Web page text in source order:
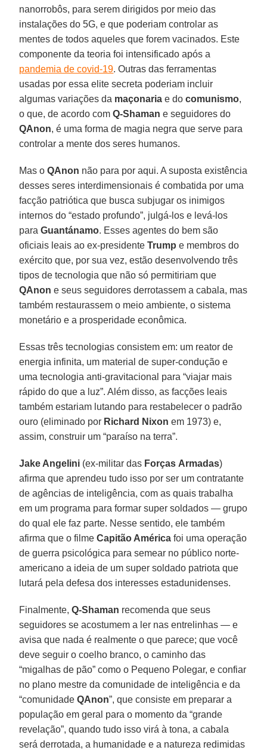
nanorrobôs, para serem dirigidos por meio das
instalações do 5G, e que poderiam controlar as
mentes de todos aqueles que forem vacinados. Este
componente da teoria foi intensificado após a
pandemia de covid-19. Outras das ferramentas
usadas por essa elite secreta poderiam incluir
algumas variações da maçonaria e docomunismo,
o que, de acordo comQ-Shaman e seguidores do
QAnon, é uma forma de magia negra que serve para
controlar a mente dos seres humanos.
Mas oQAnon não para por aqui. A suposta existência
desses seres interdimensionais é combatida por uma
facção patriótica que busca subjugar os inimigos
internos do “estado profundo”, julgá-los e levá-los
paraGuantánamo. Esses agentes do bem são
oficiais leais ao ex-presidenteTrump e membros do
exército que, por sua vez, estão desenvolvendo três
tipos de tecnologia que não só permitiriam que
QAnon e seus seguidores derrotassem a cabala, mas
também restaurassem o meio ambiente, o sistema
monetário e a prosperidade econômica.
Essas três tecnologias consistem em: um reator de
energia infinita, um material de super-condução e
uma tecnologia anti-gravitacional para “viajar mais
rápido do que a luz”. Além disso, as facções leais
também estariam lutando para restabelecer o padrão
ouro (eliminado por Richard Nixon em 1973) e,
assim, construir um “paraíso na terra”.
Jake Angelini (ex-militar das Forças Armadas)
afirma que aprendeu tudo isso por ser um contratante
de agências de inteligência, com as quais trabalha
em um programa para formar super soldados — grupo
do qual ele faz parte. Nesse sentido, ele também
afirma que o filmeCapitão América foi uma operação
de guerra psicológica para semear no público norte-
americano a ideia de um super soldado patriota que
lutará pela defesa dos interesses estadunidenses.
Finalmente,Q-Shaman recomenda que seus
seguidores se acostumem a ler nas entrelinhas — e
avisa que nada é realmente o que parece; que você
deve seguir o coelho branco, o caminho das
“migalhas de pão” como o Pequeno Polegar, e confiar
no plano mestre da comunidade de inteligência e da
“comunidadeQAnon”, que consiste em preparar a
população em geral para o momento da “grande
revelação”, quando tudo isso virá à tona, a cabala
será derrotada, a humanidade e a natureza redimidas